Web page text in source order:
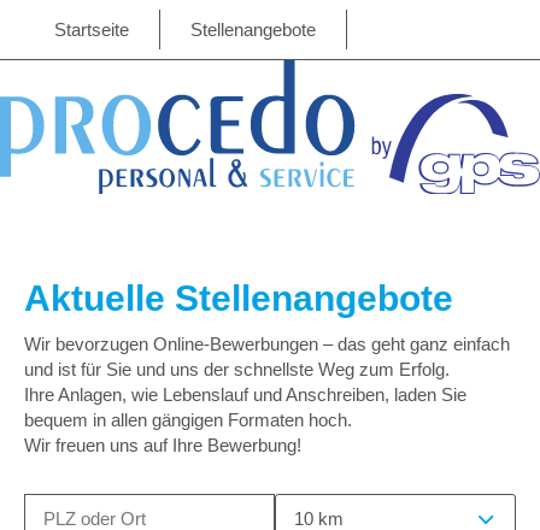
Startseite Stellenangebote
Aktuelle Stellenangebote
Wir bevorzugen Online-Bewerbungen – das geht ganz einfach
und ist für Sie und uns der schnellste Weg zum Erfolg.
Ihre Anlagen, wie Lebenslauf und Anschreiben, laden Sie
bequem in allen gängigen Formaten hoch.
Wir freuen uns auf Ihre Bewerbung!
10 km